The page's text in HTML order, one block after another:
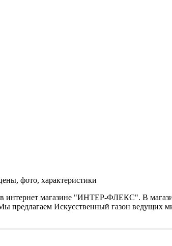
фото, характеристики
интернет магазине "ИНТЕР-ФЛЕКС". В
предлагаем Искусственный газон ведущих